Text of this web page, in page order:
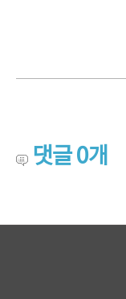
댓글0개